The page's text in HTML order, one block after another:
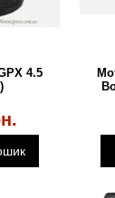
4.5